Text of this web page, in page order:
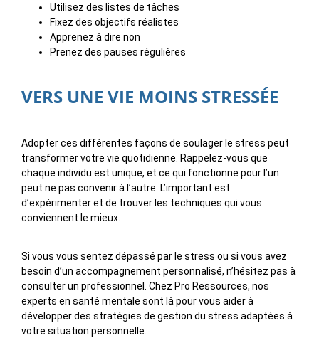
Utilisez des listes de tâches
Fixez des objectifs réalistes
Apprenez à dire non
Prenez des pauses régulières
VERS UNE VIE MOINS STRESSÉE
Adopter ces différentes façons de soulager le stress peut
transformer votre vie quotidienne. Rappelez-vous que
chaque individu est unique, et ce qui fonctionne pour l’un
peut ne pas convenir à l’autre. L’important est
d’expérimenter et de trouver les techniques qui vous
conviennent le mieux.
Si vous vous sentez dépassé par le stress ou si vous avez
besoin d’un accompagnement personnalisé, n’hésitez pas à
consulter un professionnel. Chez Pro Ressources, nos
experts en santé mentale sont là pour vous aider à
développer des stratégies de gestion du stress adaptées à
votre situation personnelle.